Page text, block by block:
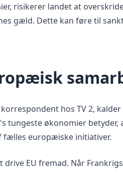
risikerer landet at
gæld. Dette kan føre til
hos TV 2,
tungeste økonomier betyder,
fælles europæiske initiativer.
EU fremad. Når